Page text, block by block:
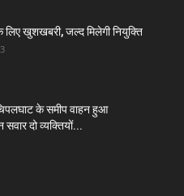
लिए खुशखबरी, जल्द मिलेगी नियुक्ति
के समीप वाहन हुआ
सवार दो व्यक्तियों...